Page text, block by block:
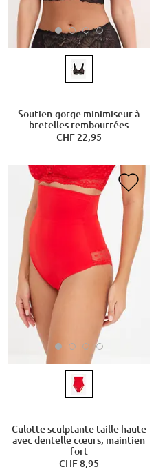
Soutien-gorge minimiseur à
bretelles rembourrées
CHF 22,95
Culotte sculptante taille haute
avec dentelle cœurs, maintien
fort
CHF 8,95